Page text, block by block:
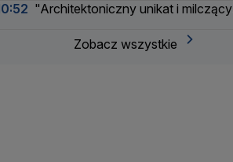
"Architektoniczny unikat i milczący
Zobacz wszystkie